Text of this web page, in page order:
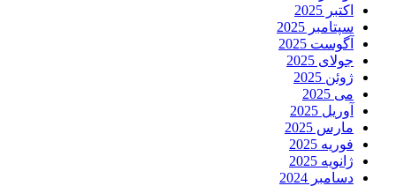
اکتبر 2025
سپتامبر 2025
آگوست 2025
جولای 2025
ژوئن 2025
می 2025
آوریل 2025
مارس 2025
فوریه 2025
ژانویه 2025
دسامبر 2024